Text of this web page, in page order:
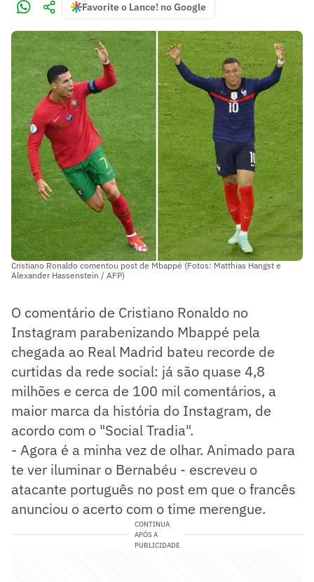
Favorite o Lance! no Google
Cristiano Ronaldo comentou post de Mbappé (Fotos: Matthias Hangst e
Alexander Hassenstein / AFP)
O comentário de Cristiano Ronaldo no
Instagram parabenizando Mbappé pela
chegada ao Real Madrid bateu recorde de
curtidas da rede social: já são quase 4,8
milhões e cerca de 100 mil comentários, a
maior marca da história do Instagram, de
acordo com o "Social Tradia".
- Agora é a minha vez de olhar. Animado para
te ver iluminar o Bernabéu - escreveu o
atacante português no post em que o francês
anunciou o acerto com o time merengue.
CONTINUA
APÓS A
PUBLICIDADE